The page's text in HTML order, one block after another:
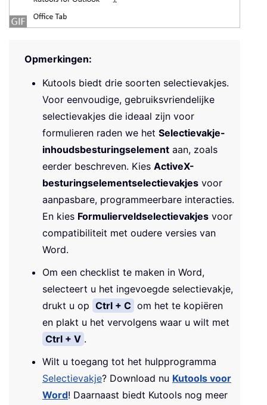
Opmerkingen:
Kutools biedt drie soorten selectievakjes.
Voor eenvoudige, gebruiksvriendelijke
selectievakjes die ideaal zijn voor
formulieren raden we het Selectievakje-
inhoudsbesturingselement aan, zoals
eerder beschreven. Kies ActiveX-
besturingselementselectievakjes voor
aanpasbare, programmeerbare interacties.
En kies Formulierveldselectievakjes voor
compatibiliteit met oudere versies van
Word.
Om een checklist te maken in Word,
selecteert u het ingevoegde selectievakje,
drukt u op Ctrl + C om het te kopiëren
en plakt u het vervolgens waar u wilt met
Ctrl + V .
Wilt u toegang tot het hulpprogramma
Selectievakje? Download nu Kutools voor
Word! Daarnaast biedt Kutools nog meer